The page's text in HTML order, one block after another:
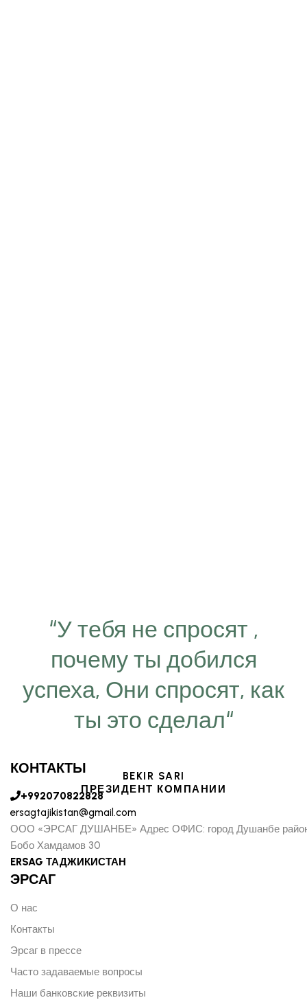
“У тебя не спросят ,
почему ты добился
успеха, Они спросят, как
ты это сделал“
BEKIR SARI
ПРЕЗИДЕНТ КОМПАНИИ
КОНТАКТЫ
+992070822828
ersagtajikistan@gmail.com
ООО «ЭРСАГ ДУШАНБЕ» Адрес ОФИС: город Душанбе
Бобо Хамдамов 30
ERSAG ТАДЖИКИСТАН
ЭРСАГ
О нас
Контакты
Эрсаг в прессе
Часто задаваемые вопросы
Наши банковские реквизиты